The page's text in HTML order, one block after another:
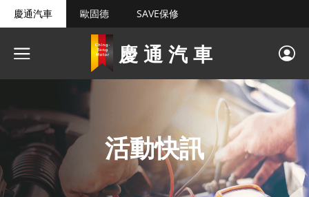
慶通汽車 歐固德 SAVE保修
慶通汽車
活動快訊